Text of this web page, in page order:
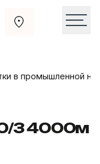
в промышленной
3 4000м